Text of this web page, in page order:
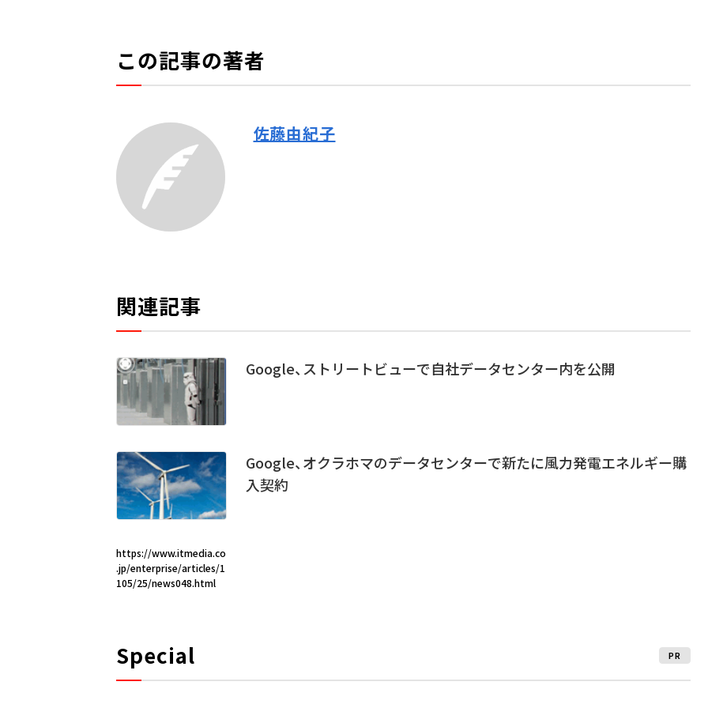
この記事の著者
佐藤由紀子
関連記事
Google、ストリートビューで自社データセンター内を公開
Google、オクラホマのデータセンターで新たに風力発電エネルギー購
入契約
https://www.itmedia.co
.jp/enterprise/articles/1
105/25/news048.html
Special PR